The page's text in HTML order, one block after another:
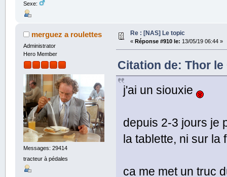
Sexe:
merguez a roulettes
Administrator
Hero Member
Messages: 29414
tracteur à pédales
Re : [NAS] Le topic
« Réponse #910 le: 13/05/19 06:44 »
Citation de: Thor le
j'ai un siouxie
depuis 2-3 jours je
la tablette, ni sur la
ca me met un truc